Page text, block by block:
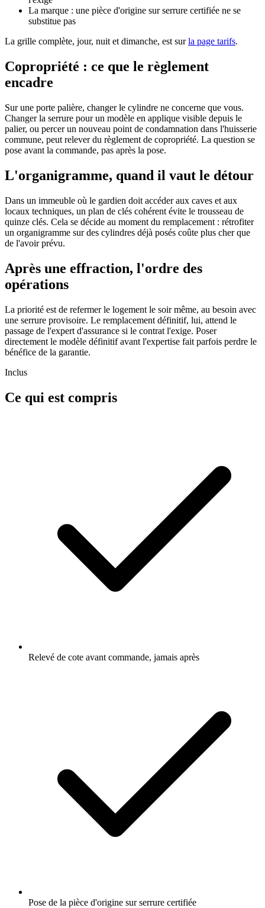
La marque : une pièce d'origine sur serrure certifiée ne se
substitue pas
La grille complète, jour, nuit et dimanche, est surla page tarifs.
Copropriété : ce que le règlement
encadre
Sur une porte palière, changer le cylindre ne concerne que vous.
Changer la serrure pour un modèle en applique visible depuis le
palier, ou percer un nouveau point de condamnation dans l'huisserie
commune, peut relever du règlement de copropriété. La question se
pose avant la commande, pas après la pose.
L'organigramme, quand il vaut le détour
Dans un immeuble où le gardien doit accéder aux caves et aux
locaux techniques, un plan de clés cohérent évite le trousseau de
quinze clés. Cela se décide au moment du remplacement : rétrofiter
un organigramme sur des cylindres déjà posés coûte plus cher que
de l'avoir prévu.
Après une effraction, l'ordre des
opérations
La priorité est de refermer le logement le soir même, au besoin avec
une serrure provisoire. Le remplacement définitif, lui, attend le
passage de l'expert d'assurance si le contrat l'exige. Poser
directement le modèle définitif avant l'expertise fait parfois perdre le
bénéfice de la garantie.
Inclus
Ce qui est compris
Relevé de cote avant commande, jamais après
Pose de la pièce d'origine sur serrure certifiée